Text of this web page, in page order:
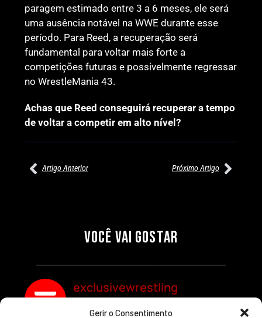
Gerir o Consentimento
paragem estimado entre 3 a 6 meses, ele será
uma ausência notável na WWE durante esse
período. Para Reed, a recuperação será
fundamental para voltar mais forte a
competições futuras e possivelmente regressar
no WrestleMania 43.
Achas que Reed conseguirá recuperar a tempo
de voltar a competir em alto nível?
Artigo Anterior Próximo Artigo
VOCÊ VAI GOSTAR
SEGMENTOS A NÃO PERDER
Por exclusivewrestling
MUNDIAL FEMININO NA AEW
REDEMPTION
Por exclusivewrestling
exclusivewrestling